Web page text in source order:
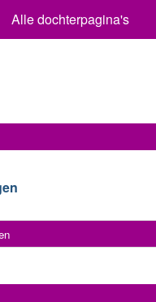
Alle dochterpagina's